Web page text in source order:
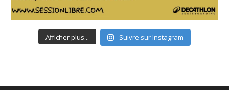
Afficher plus... Suivre sur Instagram